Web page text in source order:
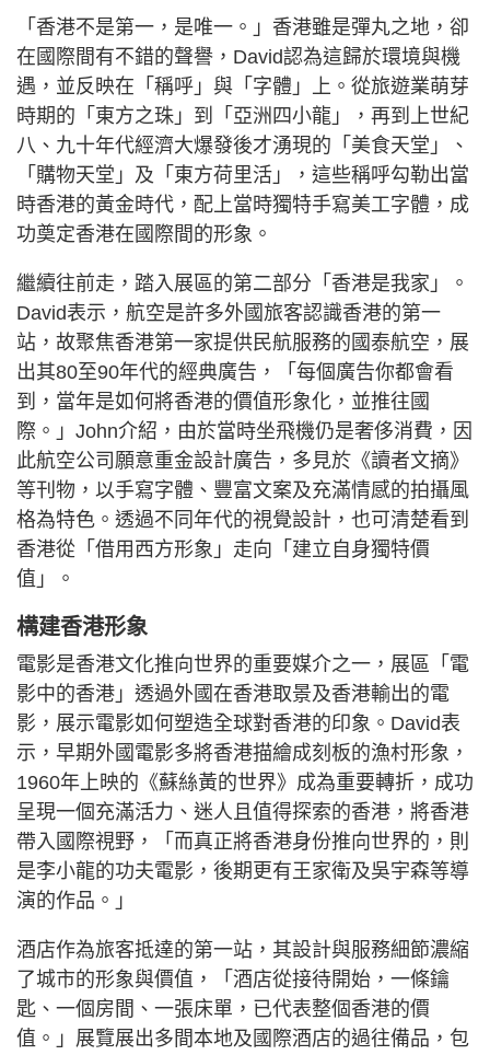
「香港不是第一，是唯一。」香港雖是彈丸之地，卻
在國際間有不錯的聲譽，David認為這歸於環境與機
遇，並反映在「稱呼」與「字體」上。從旅遊業萌芽
時期的「東方之珠」到「亞洲四小龍」，再到上世紀
八、九十年代經濟大爆發後才湧現的「美食天堂」、
「購物天堂」及「東方荷里活」，這些稱呼勾勒出當
時香港的黃金時代，配上當時獨特手寫美工字體，成
功奠定香港在國際間的形象。
繼續往前走，踏入展區的第二部分「香港是我家」。
David表示，航空是許多外國旅客認識香港的第一
站，故聚焦香港第一家提供民航服務的國泰航空，展
出其80至90年代的經典廣告，「每個廣告你都會看
到，當年是如何將香港的價值形象化，並推往國
際。」John介紹，由於當時坐飛機仍是奢侈消費，因
此航空公司願意重金設計廣告，多見於《讀者文摘》
等刊物，以手寫字體、豐富文案及充滿情感的拍攝風
格為特色。透過不同年代的視覺設計，也可清楚看到
香港從「借用西方形象」走向「建立自身獨特價
值」。
構建香港形象
電影是香港文化推向世界的重要媒介之一，展區「電
影中的香港」透過外國在香港取景及香港輸出的電
影，展示電影如何塑造全球對香港的印象。David表
示，早期外國電影多將香港描繪成刻板的漁村形象，
1960年上映的《蘇絲黃的世界》成為重要轉折，成功
呈現一個充滿活力、迷人且值得探索的香港，將香港
帶入國際視野，「而真正將香港身份推向世界的，則
是李小龍的功夫電影，後期更有王家衛及吳宇森等導
演的作品。」
酒店作為旅客抵達的第一站，其設計與服務細節濃縮
了城市的形象與價值，「酒店從接待開始，一條鑰
匙、一個房間、一張床單，已代表整個香港的價
值。」展覽展出多間本地及國際酒店的過往備品，包